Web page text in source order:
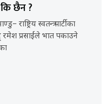
छैन ?
राष्ट्रिय स्वतन्त्र पार्टीका
रमेश प्रसाईंले भात पकाउने